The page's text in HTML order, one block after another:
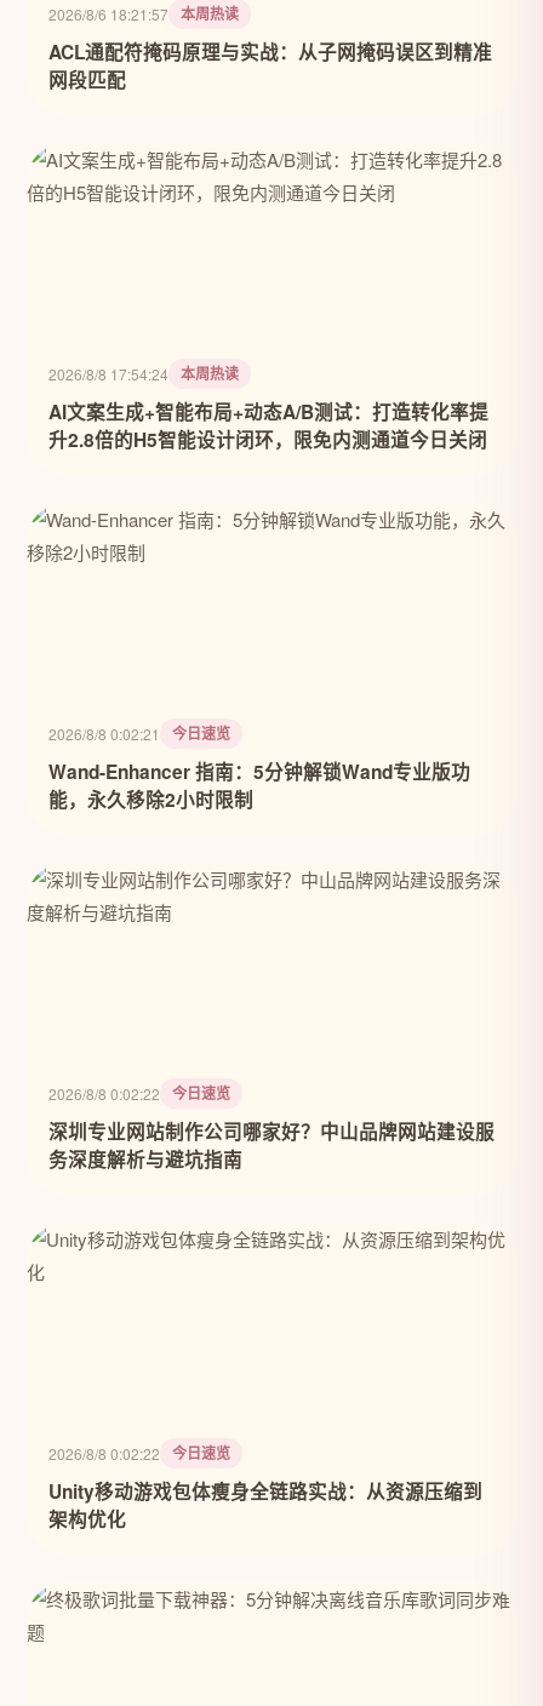
2026/8/6 18:21:57 本周热读
ACL通配符掩码原理与实战：从子网掩码误区到精准
网段匹配
2026/8/8 17:54:24 本周热读
AI文案生成+智能布局+动态A/B测试：打造转化率提
升2.8倍的H5智能设计闭环，限免内测通道今日关闭
2026/8/8 0:02:21 今日速览
Wand-Enhancer 指南：5分钟解锁Wand专业版功
能，永久移除2小时限制
2026/8/8 0:02:22 今日速览
深圳专业网站制作公司哪家好？中山品牌网站建设服
务深度解析与避坑指南
2026/8/8 0:02:22 今日速览
Unity移动游戏包体瘦身全链路实战：从资源压缩到
架构优化